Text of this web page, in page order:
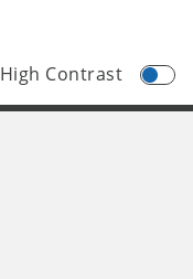
High Contrast